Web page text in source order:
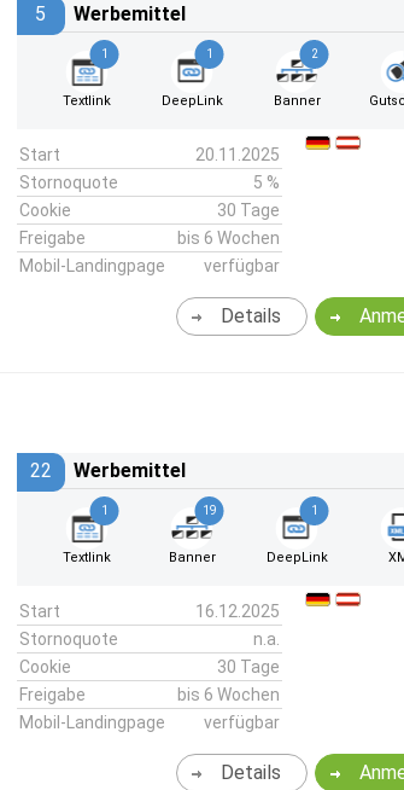
5 Werbemittel
1
Textlink
1
DeepLink
2
Banner
Start
20.11.2025
Stornoquote
5 %
Cookie
30 Tage
Freigabe
bis 6 Wochen
Mobil-Landingpage
verfügbar
Details
22 Werbemittel
1
Textlink
19
Banner
1
DeepLink
Start
16.12.2025
Stornoquote
n.a.
Cookie
30 Tage
Freigabe
bis 6 Wochen
Mobil-Landingpage
verfügbar
Details